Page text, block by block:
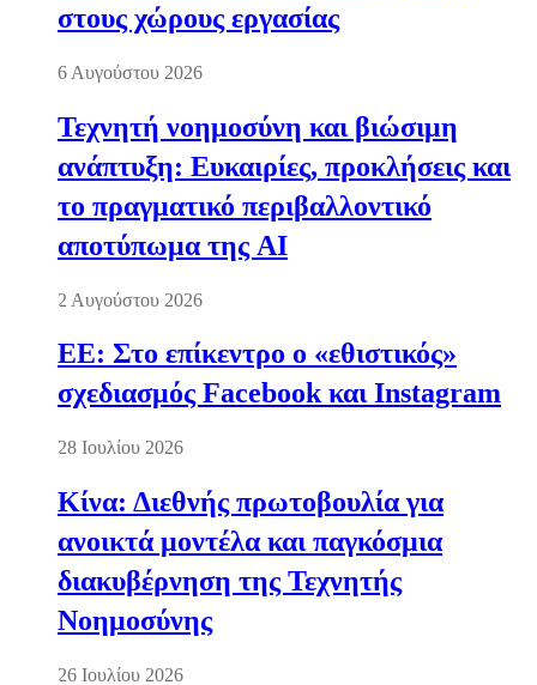
στους χώρους εργασίας
6 Αυγούστου 2026
Τεχνητή νοημοσύνη και βιώσιμη
ανάπτυξη: Ευκαιρίες, προκλήσεις και
το πραγματικό περιβαλλοντικό
αποτύπωμα της AI
2 Αυγούστου 2026
ΕΕ: Στο επίκεντρο ο «εθιστικός»
σχεδιασμός Facebook και Instagram
28 Ιουλίου 2026
Κίνα: Διεθνής πρωτοβουλία για
ανοικτά μοντέλα και παγκόσμια
διακυβέρνηση της Τεχνητής
Νοημοσύνης
26 Ιουλίου 2026